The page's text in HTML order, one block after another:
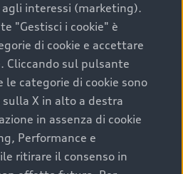
una decisione che coniuga
sostenibilità. Per fare un
considerare aspetti
inclusa e l’affidabilità del
usata perfetta tramite Audi
interessi (marketing).
"Gestisci i cookie" è
di cookie e accettare
Cliccando sul pulsante
categorie di cookie sono
X in alto a destra
in assenza di cookie
Performance e
ritirare il consenso in